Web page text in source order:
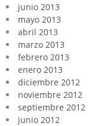
junio 2013
mayo 2013
abril 2013
marzo 2013
febrero 2013
enero 2013
diciembre 2012
noviembre 2012
septiembre 2012
junio 2012